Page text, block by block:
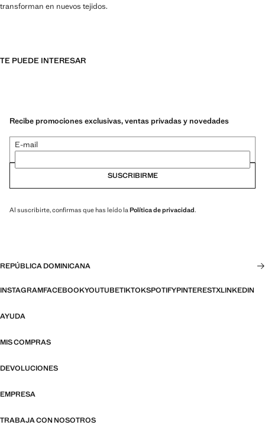
transforman en nuevos tejidos.
TE PUEDE INTERESAR
Recibe promociones exclusivas, ventas privadas y novedades
E-mail
SUSCRIBIRME
Al suscribirte, confirmas que has leído laPolítica de privacidad.
REPÚBLICA DOMINICANA
INSTAGRAMFACEBOOKYOUTUBETIKTOKSPOTIFYPINTERESTXLINKEDIN
AYUDA
MIS COMPRAS
DEVOLUCIONES
EMPRESA
TRABAJA CON NOSOTROS